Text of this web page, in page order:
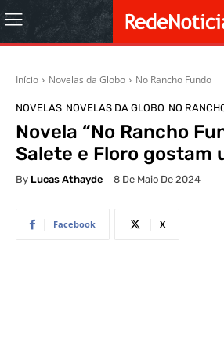
Início Novelas da Globo No Rancho Fundo
NOVELAS NOVELAS DA GLOBO NO
Novela “No Rancho
Salete e Floro gostam
By Lucas Athayde 8 De Maio De 2024
Facebook X